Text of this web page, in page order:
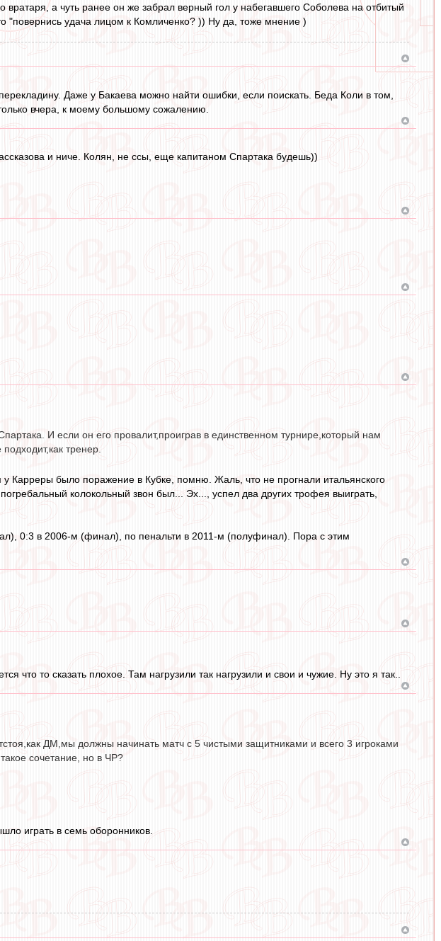
вратаря, а чуть ранее он же забрал верный гол у набегавшего Соболева на отбитый
"повернись удача лицом к Комличенко? )) Ну да, тоже мнение )
Даже у Бакаева можно найти ошибки, если поискать. Беда Коли в том,
вчера, к моему большому сожалению.
и ниче. Колян, не ссы, еще капитаном Спартака будешь))
И если он его провалит,проиграв в единственном турнире,который нам
тренер.
Карреры было поражение в Кубке, помню. Жаль, что не прогнали итальянского
колокольный звон был... Эх..., успел два других трофея выиграть,
0:3 в 2006-м (финал), по пенальти в 2011-м (полуфинал). Пора с этим
что то сказать плохое. Там нагрузили так нагрузили и свои и чужие. Ну это я так..
ДМ,мы должны начинать матч с 5 чистыми защитниками и всего 3 игроками
сочетание, но в ЧР?
играть в семь оборонников.